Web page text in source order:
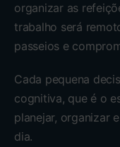
organizar as
trabalho será
passeios e
Cada pequena
cognitiva, que é o
planejar, organizar
dia.